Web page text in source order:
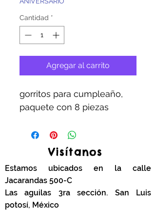
Cantidad *
Agregar al carrito
gorritos para cumpleaño,
paquete con 8 piezas
Visítanos
Estamos ubicados en la calle
Jacarandas 500-C
Las aguilas 3ra sección. San Luis
potosí, México